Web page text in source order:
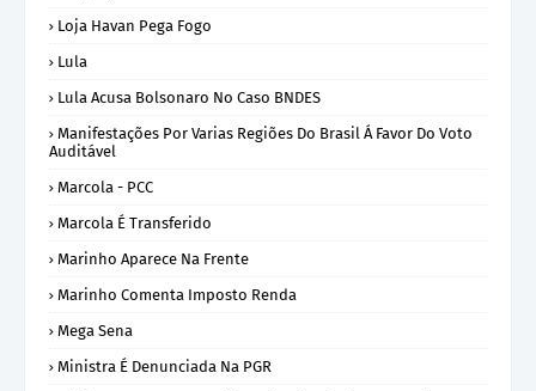
Loja Havan Pega Fogo
Lula
Lula Acusa Bolsonaro No Caso BNDES
Manifestações Por Varias Regiões Do Brasil Á Favor Do Voto
Auditável
Marcola - PCC
Marcola É Transferido
Marinho Aparece Na Frente
Marinho Comenta Imposto Renda
Mega Sena
Ministra É Denunciada Na PGR